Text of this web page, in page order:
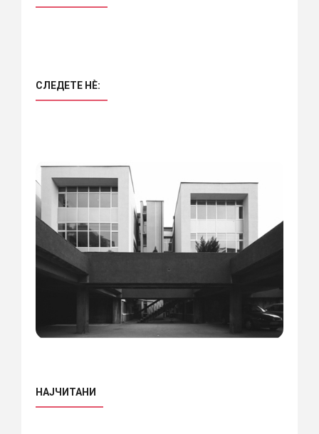
СЛЕДЕТЕ НÈ:
НАЈЧИТАНИ